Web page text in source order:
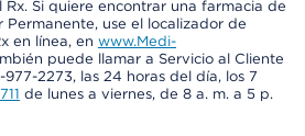
Si quiere encontrar una farmacia de
Permanente, use el localizador de
en línea, en www.Medi-
puede llamar a Servicio al Cliente
2273, las 24 horas del día, los 7
711 de lunes a viernes, de 8 a. m. a 5 p.